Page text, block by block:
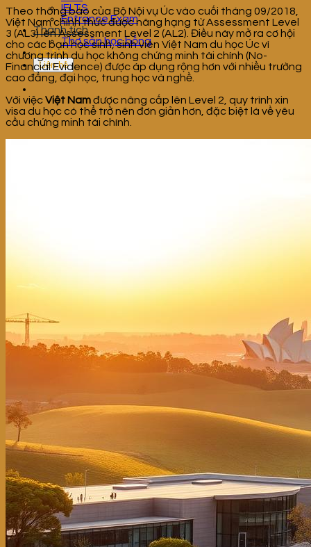
IELTS
Entrance Exam
Thành tích
Thợ săn học bổng
Tin tức
Liên hệ
Theo thông báo của Bộ Nội vụ Úc vào cuối tháng 09/2018,
Việt Nam chính thức được nâng hạng từ Assessment Level
3 (AL3) lên Assessment Level 2 (AL2). Điều này mở ra cơ hội
cho các bạn học sinh, sinh viên Việt Nam du học Úc vì
chương trình du học không chứng minh tài chính (No-
Financial Evidence) được áp dụng rộng hơn với nhiều trường
cao đẳng, đại học, trung học và nghề.
Với việcViệt Namđược nâng cấp lên Level 2, quy trình xin
visa du học có thể trở nên đơn giản hơn, đặc biệt là về yêu
cầu chứng minh tài chính.